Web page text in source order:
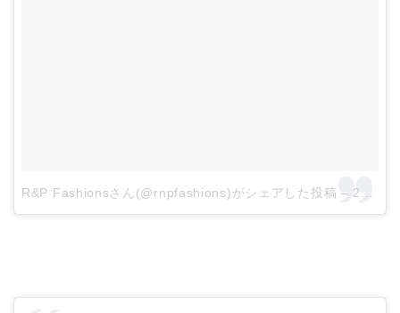
R&P Fashionsさん(@rnpfashions)がシェアした投稿 – 2017 6月 9 10:03午前 PDT